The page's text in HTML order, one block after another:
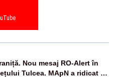
Nou mesaj RO-Alert în
Tulcea. MApN a ridicat de